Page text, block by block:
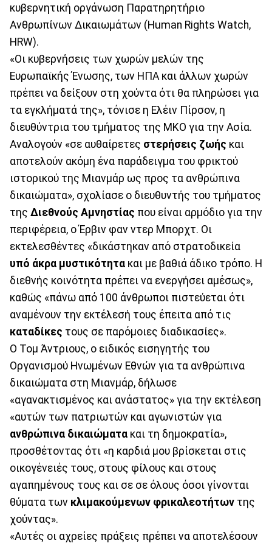
κυβερνητική οργάνωση Παρατηρητήριο
Ανθρωπίνων Δικαιωμάτων (Human Rights Watch,
HRW).
«Οι κυβερνήσεις των χωρών μελών της
Ευρωπαϊκής Ένωσης, των ΗΠΑ και άλλων χωρών
πρέπει να δείξουν στη χούντα ότι θα πληρώσει για
τα εγκλήματά της», τόνισε η Ελέιν Πίρσον, η
διευθύντρια του τμήματος της ΜΚΟ για την Ασία.
Αναλογούν «σε αυθαίρετες στερήσεις ζωής και
αποτελούν ακόμη ένα παράδειγμα του φρικτού
ιστορικού της Μιανμάρ ως προς τα ανθρώπινα
δικαιώματα», σχολίασε ο διευθυντής του τμήματος
της Διεθνούς Αμνηστίας που είναι αρμόδιο για την
περιφέρεια, ο Έρβιν φαν ντερ Μπορχτ. Οι
εκτελεσθέντες «δικάστηκαν από στρατοδικεία
υπό άκρα μυστικότητα και με βαθιά άδικο τρόπο. Η
διεθνής κοινότητα πρέπει να ενεργήσει αμέσως»,
καθώς «πάνω από 100 άνθρωποι πιστεύεται ότι
αναμένουν την εκτέλεσή τους έπειτα από τις
καταδίκες τους σε παρόμοιες διαδικασίες».
Ο Τομ Άντριους, ο ειδικός εισηγητής του
Οργανισμού Ηνωμένων Εθνών για τα ανθρώπινα
δικαιώματα στη Μιανμάρ, δήλωσε
«αγανακτισμένος και ανάστατος» για την εκτέλεση
«αυτών των πατριωτών και αγωνιστών για
ανθρώπινα δικαιώματα και τη δημοκρατία»,
προσθέτοντας ότι «η καρδιά μου βρίσκεται στις
οικογένειές τους, στους φίλους και στους
αγαπημένους τους και σε σε όλους όσοι γίνονται
θύματα των κλιμακούμενων φρικαλεοτήτων της
χούντας».
«Αυτές οι αχρείες πράξεις πρέπει να αποτελέσουν